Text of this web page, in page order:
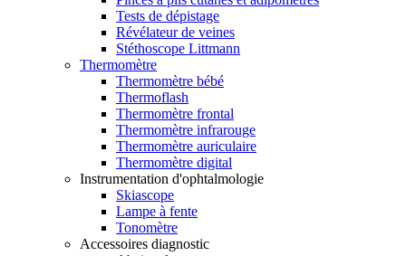
Tests de dépistage
Révélateur de veines
Stéthoscope Littmann
Thermomètre
Thermomètre bébé
Thermoflash
Thermomètre frontal
Thermomètre infrarouge
Thermomètre auriculaire
Thermomètre digital
Instrumentation d'ophtalmologie
Skiascope
Lampe à fente
Tonomètre
Accessoires diagnostic